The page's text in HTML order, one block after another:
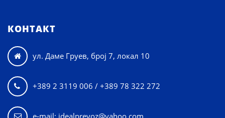
КОНТАКТ
 ул. Даме Груев, број 7, локал 10
 +389 2 3119 006 / +389 78 322 272